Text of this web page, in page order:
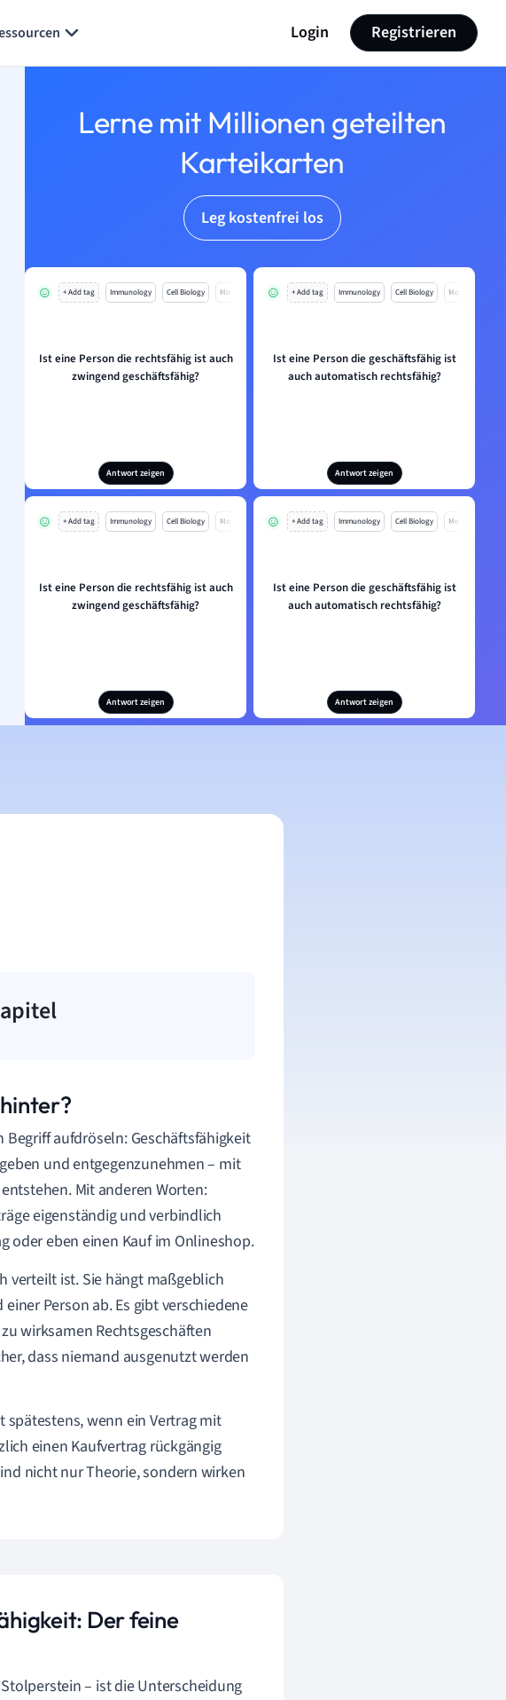
Login Registrieren
Lerne mit Millionen geteilten
Karteikarten
Leg kostenfrei los
+ Add tag Immunology Cell Biology Mo
Ist eine Person die rechtsfähig ist auch
zwingend geschäftsfähig?
Antwort zeigen
+ Add tag Immunology Cell Biology Mo
Ist eine Person die geschäftsfähig ist
auch automatisch rechtsfähig?
Antwort zeigen
+ Add tag Immunology Cell Biology Mo
Ist eine Person die rechtsfähig ist auch
zwingend geschäftsfähig?
Antwort zeigen
+ Add tag Immunology Cell Biology Mo
Ist eine Person die geschäftsfähig ist
auch automatisch rechtsfähig?
Antwort zeigen
Begriff aufdröseln: Geschäftsfähigkeit
und entgegenzunehmen – mit
entstehen. Mit anderen Worten:
eigenständig und verbindlich
oder eben einen Kauf im Onlineshop.
verteilt ist. Sie hängt maßgeblich
Person ab. Es gibt verschiedene
wirksamen Rechtsgeschäften
dass niemand ausgenutzt werden
spätestens, wenn ein Vertrag mit
einen Kaufvertrag rückgängig
nicht nur Theorie, sondern wirken
Der feine
– ist die Unterscheidung